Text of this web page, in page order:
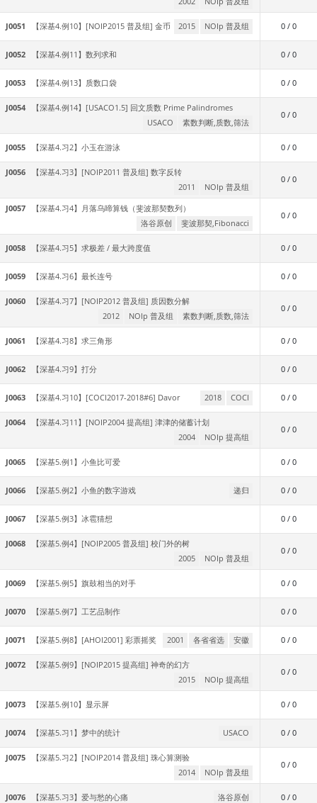
J0051 【深基4.例10】[NOIP2015 普及组] 金币 2015 NOIp 普及组 0 / 0
J0052 【深基4.例11】数列求和 0 / 0
J0053 【深基4.例13】质数口袋 0 / 0
J0054 【深基4.例14】[USACO1.5] 回文质数 Prime Palindromes
USACO
素数判断,质数,筛法
0 / 0
J0055 【深基4.习2】小玉在游泳 0 / 0
J0056 【深基4.习3】[NOIP2011 普及组] 数字反转
2011
NOIp 普及组
0 / 0
J0057 【深基4.习4】月落乌啼算钱（斐波那契数列）
洛谷原创
斐波那契,Fibonacci
0 / 0
J0058 【深基4.习5】求极差 / 最大跨度值 0 / 0
J0059 【深基4.习6】最长连号 0 / 0
J0060 【深基4.习7】[NOIP2012 普及组] 质因数分解
2012
NOIp 普及组 素数判断,质数,筛法
0 / 0
J0061 【深基4.习8】求三角形 0 / 0
J0062 【深基4.习9】打分 0 / 0
J0063 【深基4.习10】[COCI2017-2018#6] Davor 2018 COCI 0 / 0
J0064 【深基4.习11】[NOIP2004 提高组] 津津的储蓄计划
2004
NOIp 提高组
0 / 0
J0065 【深基5.例1】小鱼比可爱 0 / 0
J0066 【深基5.例2】小鱼的数字游戏 递归 0 / 0
J0067 【深基5.例3】冰雹猜想 0 / 0
J0068 【深基5.例4】[NOIP2005 普及组] 校门外的树
2005
NOIp 普及组
0 / 0
J0069 【深基5.例5】旗鼓相当的对手 0 / 0
J0070 【深基5.例7】工艺品制作 0 / 0
J0071 【深基5.例8】[AHOI2001] 彩票摇奖 2001 各省省选 安徽 0 / 0
J0072 【深基5.例9】[NOIP2015 提高组] 神奇的幻方
2015
NOIp 提高组
0 / 0
J0073 【深基5.例10】显示屏 0 / 0
J0074 【深基5.习1】梦中的统计 USACO 0 / 0
J0075 【深基5.习2】[NOIP2014 普及组] 珠心算测验
2014
NOIp 普及组
0 / 0
J0076 【深基5.习3】爱与愁的心痛 洛谷原创 0 / 0